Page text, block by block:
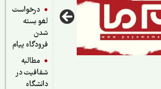
درخواست
لغو بسته
فرودگاه پیام
مطالبه
شفافیت در
دانشگاه